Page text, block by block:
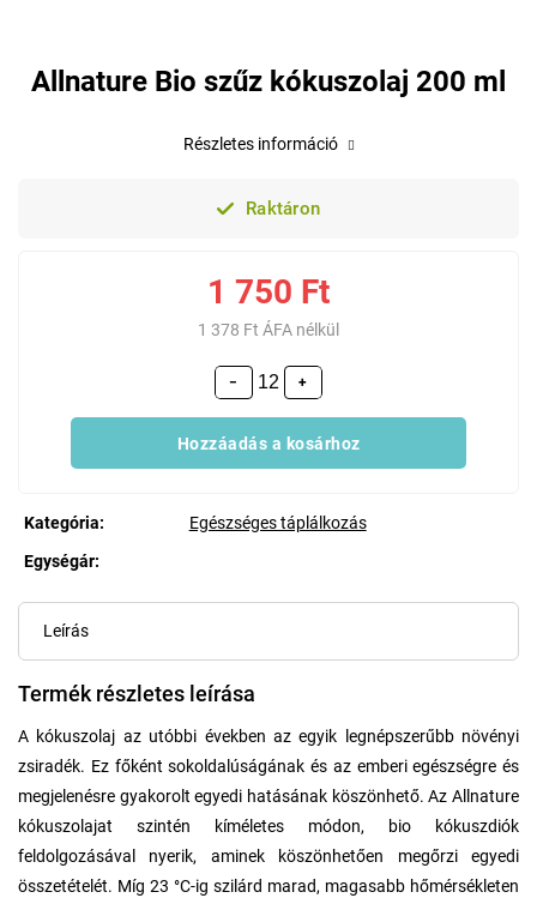
Allnature Bio szűz kókuszolaj 200 ml
Raktáron
1 750 Ft
1 378 Ft ÁFA nélkül
+
−
Hozzáadás a kosárhoz
Kategória:
Egészséges táplálkozás
Egységár:
Részletes információ
Leírás
Termék részletes leírása
A kókuszolaj az utóbbi években az egyik legnépszerűbb növényi
zsiradék. Ez főként sokoldalúságának és az emberi egészségre és
megjelenésre gyakorolt egyedi hatásának köszönhető. Az Allnature
kókuszolajat szintén kíméletes módon, bio kókuszdiók
feldolgozásával nyerik, aminek köszönhetően megőrzi egyedi
összetételét. Míg 23 °C-ig szilárd marad, magasabb hőmérsékleten